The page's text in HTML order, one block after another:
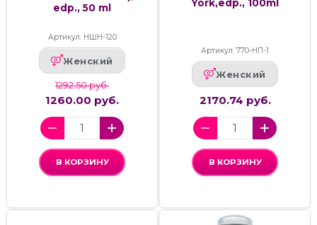
edp., 50 ml
Артикул: НШН-120
Женский
1292.50 руб.
1260.00 руб.
В КОРЗИНУ
York,edp., 100ml
Артикул: 770-НП-1
Женский
2170.74 руб.
В КОРЗИНУ